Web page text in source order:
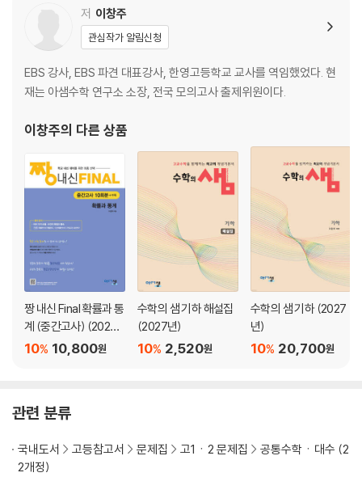
저 이창주
관심작가 알림신청
EBS 강사, EBS 파견 대표강사, 한영고등학교 교사를 역임했었다. 현
재는 아샘수학 연구소 소장, 전국 모의고사 출제위원이다.
이창주의 다른 상품
짱 내신 Final 확률과 통
계 (중간고사) (2026
년)
10,800원
10%
수학의 샘 기하 해설집
(2027년)
2,520원
10%
수학의 샘 기하 (2027
년)
20,700원
10%
관련 분류
국내도서 고등참고서 문제집 고1ㆍ2 문제집
공통수학ㆍ대수 (2
2개정)